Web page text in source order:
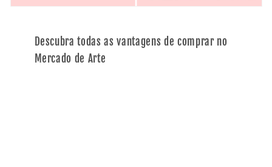
Descubra todas as vantagens de comprar no
Mercado de Arte